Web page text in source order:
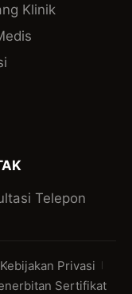
Klinik
Telepon
Kebijakan Privasi
Sertifikat